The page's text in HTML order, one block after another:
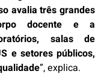
avalia três grandes
docente e a
salas de
e setores públicos,
”, explica.